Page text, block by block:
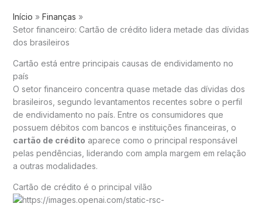
Início
Finanças
Setor financeiro: Cartão de crédito lidera metade das dívidas
dos brasileiros
Cartão está entre principais causas de endividamento no
país
O setor financeiro concentra quase metade das dívidas dos
brasileiros, segundo levantamentos recentes sobre o perfil
de endividamento no país. Entre os consumidores que
possuem débitos com bancos e instituições financeiras, o
cartão de crédito aparece como o principal responsável
pelas pendências, liderando com ampla margem em relação
a outras modalidades.
Cartão de crédito é o principal vilão